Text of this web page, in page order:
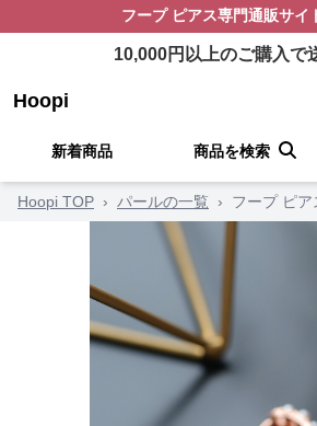
フープ ピアス専門通販サイ
10,000円以上のご購入で
Hoopi
新着商品 商品を検索
Hoopi TOP › パールの一覧 › フープ ピ